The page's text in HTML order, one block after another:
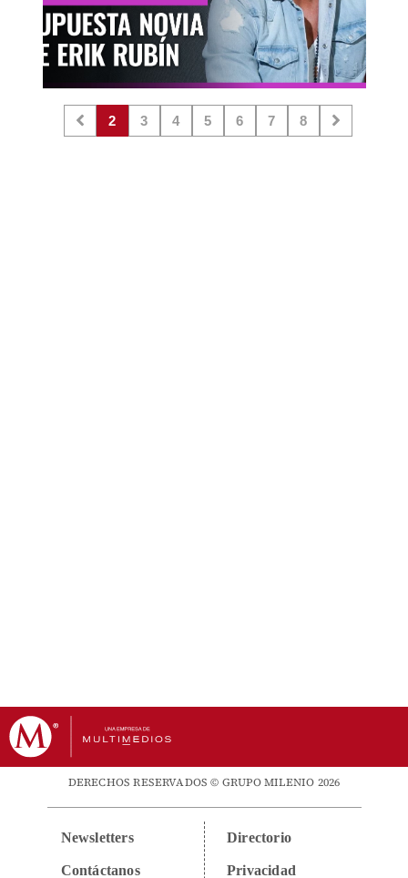
2 3 4 5 6 7 8
DERECHOS RESERVADOS © GRUPO MILENIO 2026
Newsletters
Contáctanos
Directorio
Privacidad